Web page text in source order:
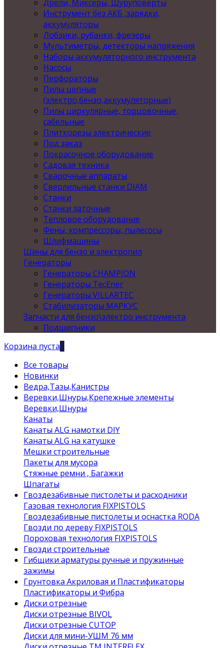
Дрели, Миксеры, Шуруповерты
Инструмент без АКБ ,зарядки,
аккумуляторы
Лобзики, рубанки, фрезеры
Мультиметры, детекторы напряжения
Наборы аккумуляторного инструмента
Насосы
Перфораторы
Пилы цепные
(электро,бензо,аккумуляторные)
Пилы циркулярные, торцовочные,
сабельные
Плиткорезы электрические
Под заказ
Покрасочное оборудование
Садовая техника
Сварочные аппараты
Сверлильные станки DIAM
Станки
Станки заточные
Тепловое оборудование
Фены, компрессоры, пылесосы
Шлифмашины
Шины для бензо и электропил
Генераторы
Генераторы CHAMPION
Генераторы TecEner
Генераторы VILLARTEC
Стабилизаторы МАРКУС
Запчасти для бензо\электро инструмента
Подшипники
Корзина пуста0
Все товары
Новинки
Ведра,Тазы,Канистры
Веревки,Шнуры,Крепежные элементы
Веревки,Шнуры
Канаты
Канаты ALG намотки DIY
Канаты ALG на катушке
Мешки строительные
Пакеты для мусора
Стяжные ремни , Багажки
Шпагаты
Гвоздезабивные пистолеты и расходники
Газовая технология FIXPISTOLS
Гвоздезабивные пистолеты и оснастка RODA
Гвозди по дереву FIXPISTOLS
Пороховая технология FIXPISTOLS
Гвозди строительные
Гибщики арматуры ручные и пружинные
зажимы
Грунтовка Акриловая и Пластификаторы
Пластификаторы и Фибра
Диски отрезные
Диски отрезные BIVOL
Диски отрезные CUTOP
Диски для мини-УШМ 76 мм